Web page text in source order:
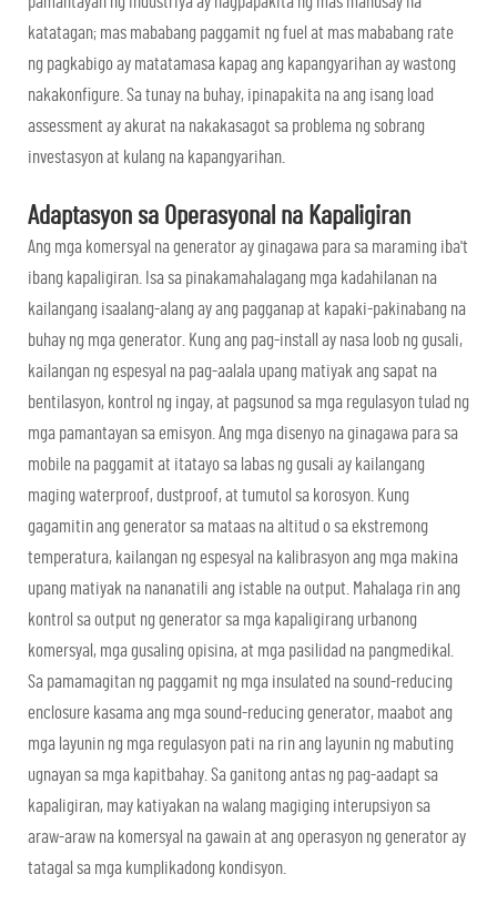
katatagan; mas mababang paggamit ng fuel at mas mababang rate
ng pagkabigo ay matatamasa kapag ang kapangyarihan ay wastong
nakakonfigure. Sa tunay na buhay, ipinapakita na ang isang load
assessment ay akurat na nakakasagot sa problema ng sobrang
investasyon at kulang na kapangyarihan.
Adaptasyon sa Operasyonal na Kapaligiran
Ang mga komersyal na generator ay ginagawa para sa maraming iba't
ibang kapaligiran. Isa sa pinakamahalagang mga kadahilanan na
kailangang isaalang-alang ay ang pagganap at kapaki-pakinabang na
buhay ng mga generator. Kung ang pag-install ay nasa loob ng gusali,
kailangan ng espesyal na pag-aalala upang matiyak ang sapat na
bentilasyon, kontrol ng ingay, at pagsunod sa mga regulasyon tulad ng
mga pamantayan sa emisyon. Ang mga disenyo na ginagawa para sa
mobile na paggamit at itatayo sa labas ng gusali ay kailangang
maging waterproof, dustproof, at tumutol sa korosyon. Kung
gagamitin ang generator sa mataas na altitud o sa ekstremong
temperatura, kailangan ng espesyal na kalibrasyon ang mga makina
upang matiyak na nananatili ang istable na output. Mahalaga rin ang
kontrol sa output ng generator sa mga kapaligirang urbanong
komersyal, mga gusaling opisina, at mga pasilidad na pangmedikal.
Sa pamamagitan ng paggamit ng mga insulated na sound-reducing
enclosure kasama ang mga sound-reducing generator, maabot ang
mga layunin ng mga regulasyon pati na rin ang layunin ng mabuting
ugnayan sa mga kapitbahay. Sa ganitong antas ng pag-aadapt sa
kapaligiran, may katiyakan na walang magiging interupsiyon sa
araw-araw na komersyal na gawain at ang operasyon ng generator ay
tatagal sa mga kumplikadong kondisyon.